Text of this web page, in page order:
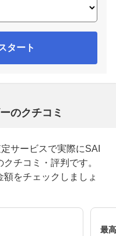
タート
のクチコミ
サービスで実際にSAI
チコミ・評判です。
をチェックしましょ
最